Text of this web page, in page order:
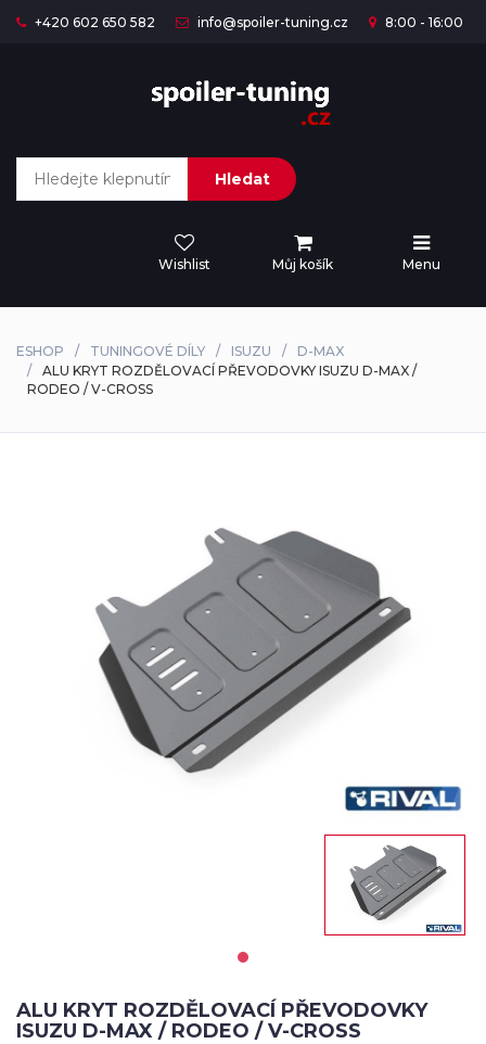
+420 602 650 582 info@spoiler-tuning.cz 8:00 - 16:00
Hledat
Wishlist Můj košík Menu
ESHOP TUNINGOVÉ DÍLY ISUZU
D-MAX
ALU KRYT ROZDĚLOVACÍ PŘEVODOVKY ISUZU D-MAX /
RODEO / V-CROSS
ALU KRYT ROZDĚLOVACÍ PŘEVODOVKY
ISUZU D-MAX / RODEO / V-CROSS